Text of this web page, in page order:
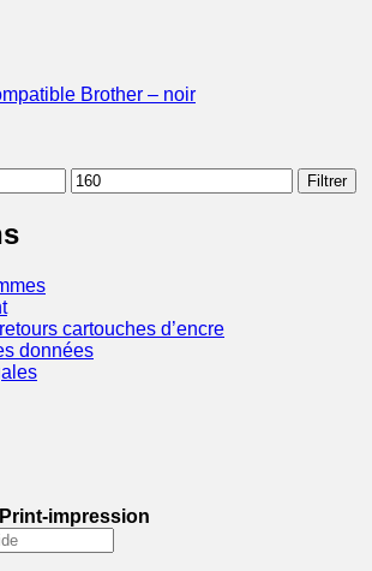
Brother – noir
Prix
max
Filtrer
cartouches d’encre
données
Print-impression